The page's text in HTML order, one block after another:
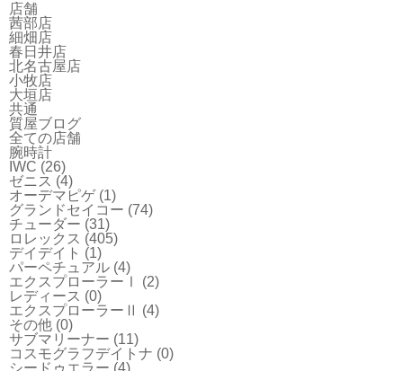
店舗
茜部店
細畑店
春日井店
北名古屋店
小牧店
大垣店
共通
質屋ブログ
全ての店舗
腕時計
IWC (26)
ゼニス (4)
オーデマピゲ(1)
グランドセイコー (74)
チューダー (31)
ロレックス (405)
デイデイト (1)
パーペチュアル (4)
エクスプローラーⅠ
(2)
レディース (0)
エクスプローラーⅡ (4)
その他 (0)
サブマリーナー (11)
コスモグラフデイトナ (0)
シードゥエラー (4)